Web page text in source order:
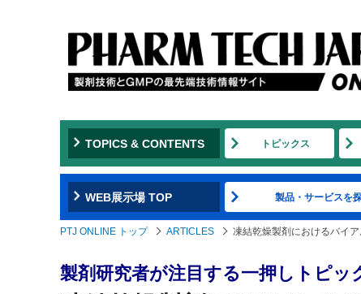
TOPICS & CONTENTS トピックス
WEB展示場 TOP 製品・サービスを
PTJ ONLINE トップ ARTICLES 凍結乾燥製剤におけるバイ
製剤研究者が注目する一押しトピッ